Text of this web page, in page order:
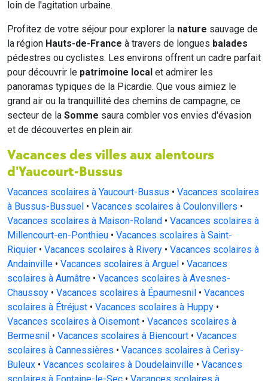
loin de l'agitation urbaine.
Profitez de votre séjour pour explorer la nature sauvage de
la région Hauts-de-France à travers de longues balades
pédestres ou cyclistes. Les environs offrent un cadre parfait
pour découvrir le patrimoine local et admirer les
panoramas typiques de la Picardie. Que vous aimiez le
grand air ou la tranquillité des chemins de campagne, ce
secteur de la Somme saura combler vos envies d'évasion
et de découvertes en plein air.
Vacances des villes aux alentours
d'Yaucourt-Bussus
Vacances scolaires à Yaucourt-Bussus • Vacances scolaires
à Bussus-Bussuel • Vacances scolaires à Coulonvillers •
Vacances scolaires à Maison-Roland • Vacances scolaires à
Millencourt-en-Ponthieu • Vacances scolaires à Saint-
Riquier • Vacances scolaires à Rivery • Vacances scolaires à
Andainville • Vacances scolaires à Arguel • Vacances
scolaires à Aumâtre • Vacances scolaires à Avesnes-
Chaussoy • Vacances scolaires à Épaumesnil • Vacances
scolaires à Étréjust • Vacances scolaires à Huppy •
Vacances scolaires à Oisemont • Vacances scolaires à
Bermesnil • Vacances scolaires à Biencourt • Vacances
scolaires à Cannessières • Vacances scolaires à Cerisy-
Buleux • Vacances scolaires à Doudelainville • Vacances